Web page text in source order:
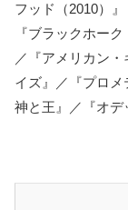
フッド（2010）
『ブラックホー
／『アメリカン
イズ』／『プロメ
神と王』／『オ